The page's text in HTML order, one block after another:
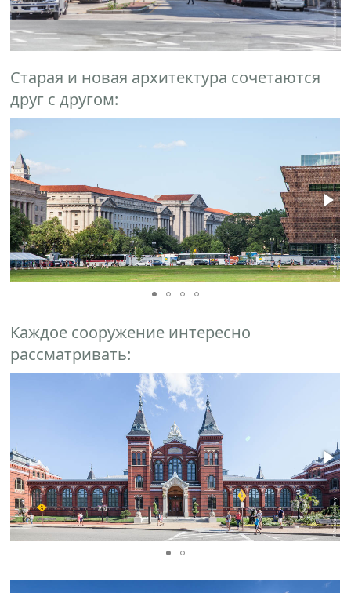
Старая и новая архитектура сочетаются
друг с другом:
Каждое сооружение интересно
рассматривать: